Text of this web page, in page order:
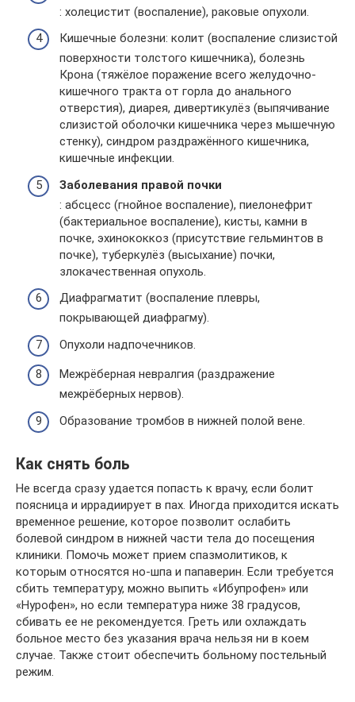
: холецистит (воспаление), раковые опухоли.
Кишечные болезни: колит (воспаление слизистой
поверхности толстого кишечника), болезнь
Крона (тяжёлое поражение всего желудочно-
кишечного тракта от горла до анального
отверстия), диарея, дивертикулёз (выпячивание
слизистой оболочки кишечника через мышечную
стенку), синдром раздражённого кишечника,
кишечные инфекции.
Заболевания правой почки
: абсцесс (гнойное воспаление), пиелонефрит
(бактериальное воспаление), кисты, камни в
почке, эхинококкоз (присутствие гельминтов в
почке), туберкулёз (высыхание) почки,
злокачественная опухоль.
Диафрагматит (воспаление плевры,
покрывающей диафрагму).
Опухоли надпочечников.
Межрёберная невралгия (раздражение
межрёберных нервов).
Образование тромбов в нижней полой вене.
Как снять боль
Не всегда сразу удается попасть к врачу, если болит
поясница и иррадиирует в пах. Иногда приходится искать
временное решение, которое позволит ослабить
болевой синдром в нижней части тела до посещения
клиники. Помочь может прием спазмолитиков, к
которым относятся но-шпа и папаверин. Если требуется
сбить температуру, можно выпить «Ибупрофен» или
«Нурофен», но если температура ниже 38 градусов,
сбивать ее не рекомендуется. Греть или охлаждать
больное место без указания врача нельзя ни в коем
случае. Также стоит обеспечить больному постельный
режим.